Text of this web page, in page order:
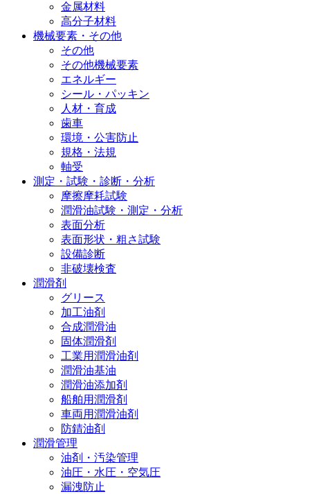
金属材料
高分子材料
機械要素・その他
その他
その他機械要素
エネルギー
シール・パッキン
人材・育成
歯車
環境・公害防止
規格・法規
軸受
測定・試験・診断・分析
摩擦摩耗試験
潤滑油試験・測定・分析
表面分析
表面形状・粗さ試験
設備診断
非破壊検査
潤滑剤
グリース
加工油剤
合成潤滑油
固体潤滑剤
工業用潤滑油剤
潤滑油基油
潤滑油添加剤
船舶用潤滑剤
車両用潤滑油剤
防錆油剤
潤滑管理
油剤・汚染管理
油圧・水圧・空気圧
漏洩防止